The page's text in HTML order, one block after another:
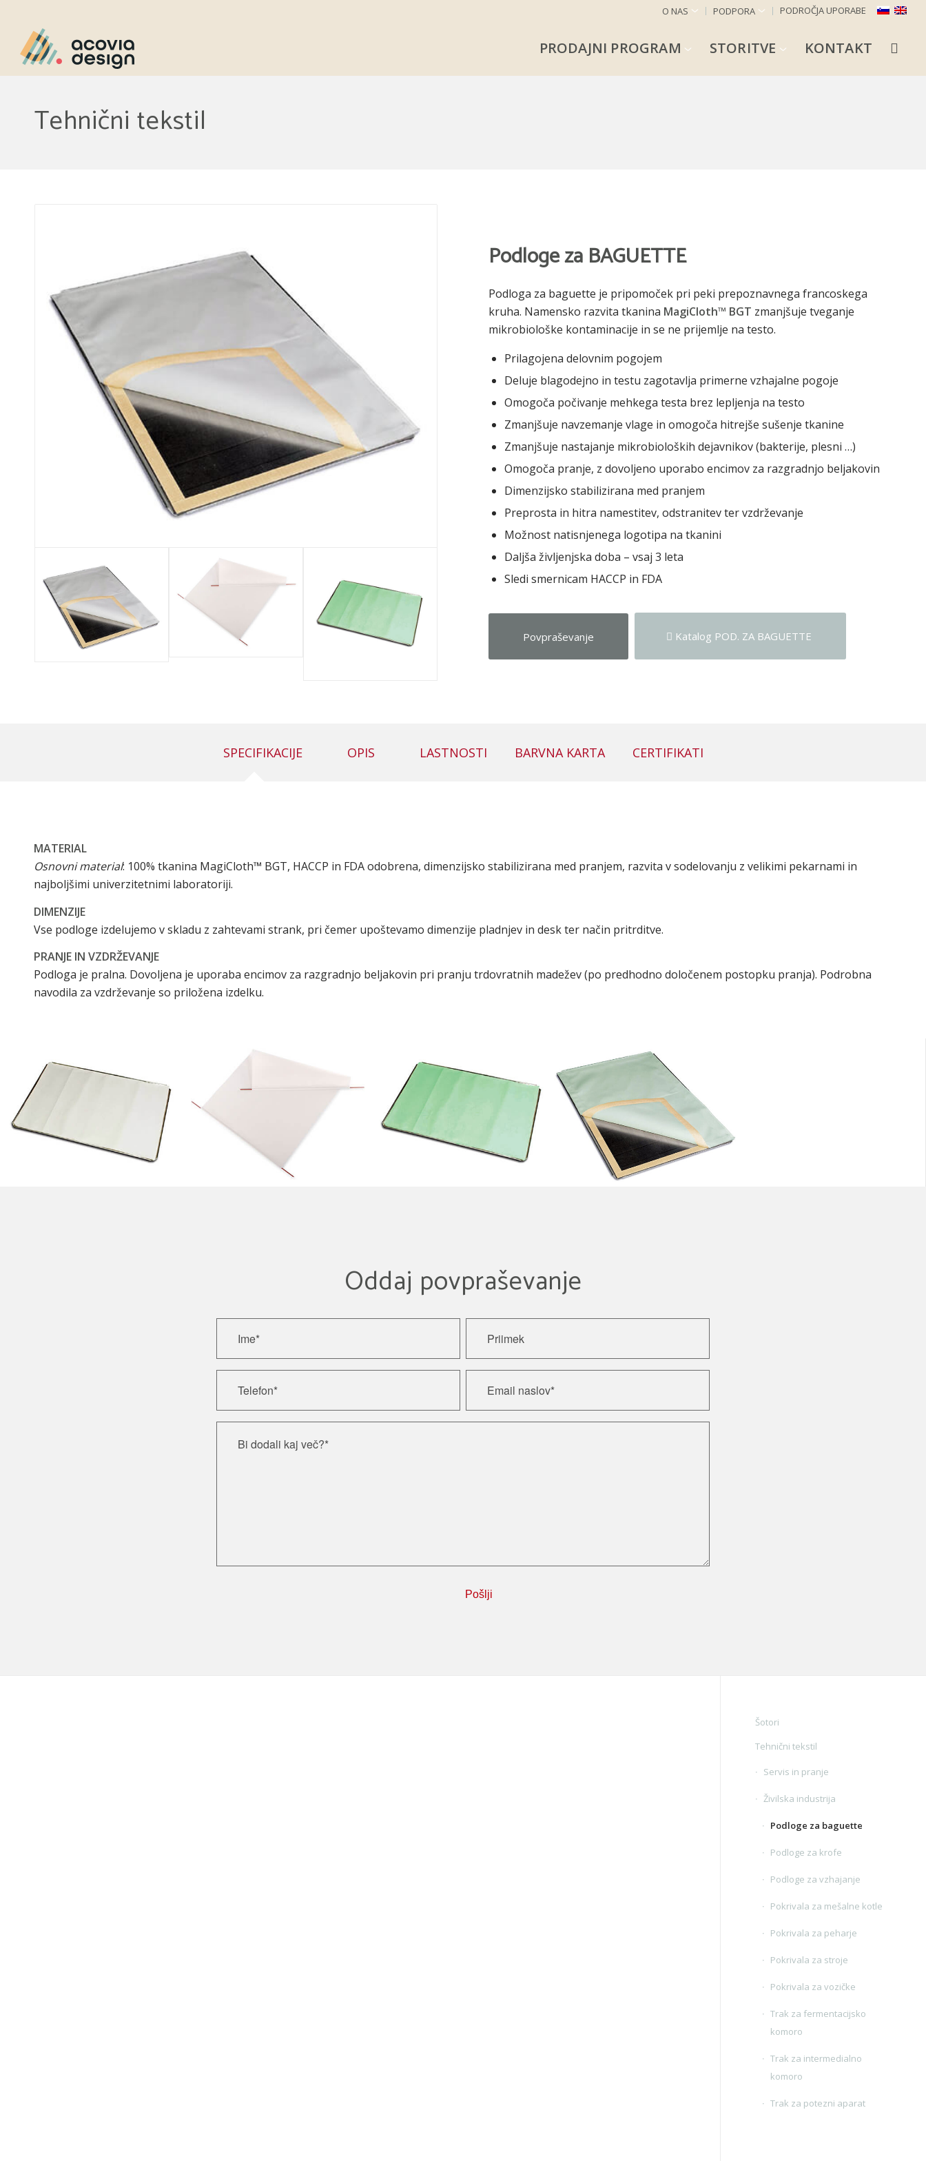
O NAS PODPORA PODROČJA UPORABE
PRODAJNI PROGRAM STORITVE KONTAKT
Tehnični tekstil
Podloge za BAGUETTE
Podloga za baguette je pripomoček pri peki prepoznavnega francoskega
kruha. Namensko razvita tkanina MagiCloth™ BGT zmanjšuje tveganje
mikrobiološke kontaminacije in se ne prijemlje na testo.
Prilagojena delovnim pogojem
Deluje blagodejno in testu zagotavlja primerne vzhajalne pogoje
Omogoča počivanje mehkega testa brez lepljenja na testo
Zmanjšuje navzemanje vlage in omogoča hitrejše sušenje tkanine
Zmanjšuje nastajanje mikrobioloških dejavnikov (bakterije, plesni …)
Omogoča pranje, z dovoljeno uporabo encimov za razgradnjo beljakovin
Dimenzijsko stabilizirana med pranjem
Preprosta in hitra namestitev, odstranitev ter vzdrževanje
Možnost natisnjenega logotipa na tkanini
Daljša življenjska doba – vsaj 3 leta
Sledi smernicam HACCP in FDA
Povpraševanje Katalog POD. ZA BAGUETTE
SPECIFIKACIJE OPIS LASTNOSTI BARVNA KARTA CERTIFIKATI
MATERIAL
Osnovni material: 100% tkanina MagiCloth™ BGT, HACCP in FDA odobrena, dimenzijsko stabilizirana med pranjem, razvita v sodelovanju z velikimi pekarnami in
najboljšimi univerzitetnimi laboratoriji.
DIMENZIJE
Vse podloge izdelujemo v skladu z zahtevami strank, pri čemer upoštevamo dimenzije pladnjev in desk ter način pritrditve.
PRANJE IN VZDRŽEVANJE
Podloga je pralna. Dovoljena je uporaba encimov za razgradnjo beljakovin pri pranju trdovratnih madežev (po predhodno določenem postopku pranja). Podrobna
navodila za vzdrževanje so priložena izdelku.
Oddaj povpraševanje
Šotori
Tehnični tekstil
Servis in pranje
Živilska industrija
Podloge za baguette
Podloge za krofe
Podloge za vzhajanje
Pokrivala za mešalne kotle
Pokrivala za peharje
Pokrivala za stroje
Pokrivala za vozičke
Trak za fermentacijsko
komoro
Trak za intermedialno
komoro
Trak za potezni aparat